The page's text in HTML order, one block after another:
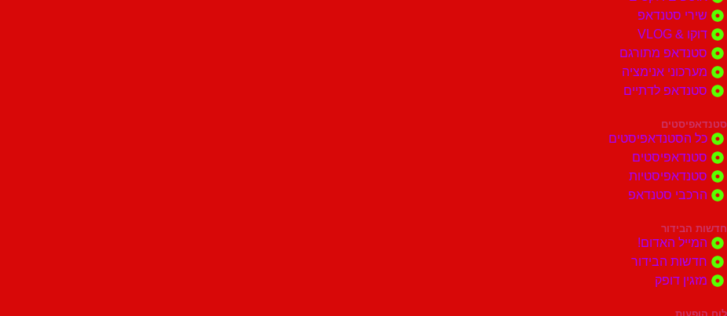
שירי סטנדאפ
דוקו & VLOG
סטנדאפ מתורגם
מערכוני אנימציה
סטנדאפ לדתיים
סטנדאפיסטים
כל הסטנדאפיסטים
סטנדאפיסטים
סטנדאפיסטיות
הרכבי סטנדאפ
חדשות הבידור
המייל האדום!
חדשות הבידור
מזגין דופק